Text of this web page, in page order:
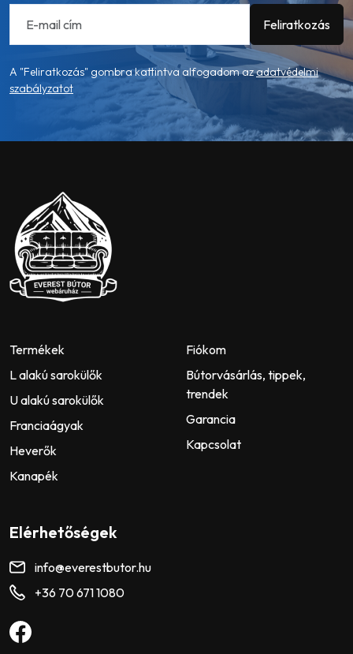
A "Feliratkozás" gombra kattintva alfogadom azadatvédelmi
szabályzatot
Termékek
L alakú sarokülők
U alakú sarokülők
Franciaágyak
Heverők
Kanapék
Fiókom
Bútorvásárlás, tippek,
trendek
Garancia
Kapcsolat
Elérhetőségek
info@everestbutor.hu
+36 70 671 1080